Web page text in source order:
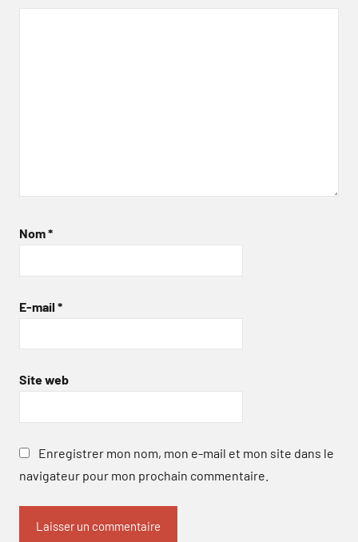
Nom*
E-mail *
Site web
Enregistrer mon nom, mon e-mail et mon site dans le
navigateur pour mon prochain commentaire.